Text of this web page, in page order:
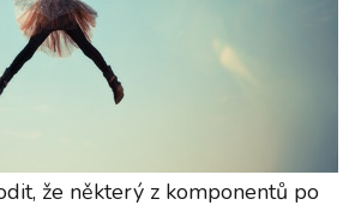
že některý z komponentů po